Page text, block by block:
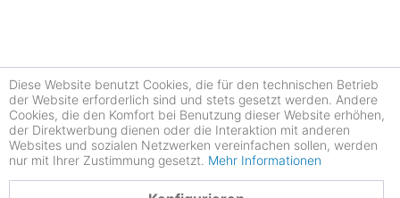
Diese Website benutzt Cookies, die für den technischen Betrieb
der Website erforderlich sind und stets gesetzt werden. Andere
Cookies, die den Komfort bei Benutzung dieser Website erhöhen,
der Direktwerbung dienen oder die Interaktion mit anderen
Websites und sozialen Netzwerken vereinfachen sollen, werden
nur mit Ihrer Zustimmung gesetzt. Mehr Informationen